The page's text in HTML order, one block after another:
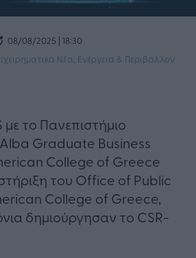
08/08/2025 | 18:30
Νέα Ενέργεια & Περιβάλλον
με το Πανεπιστήμιο
Graduate Business
College of Greece
του Office of Public
College of Greece,
δημιούργησαν το CSR-